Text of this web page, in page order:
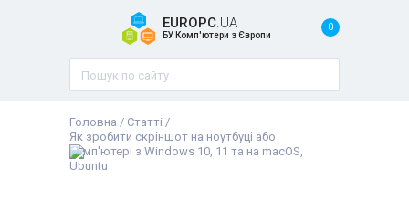
EUROPC.UA
БУ Комп'ютери з Європи
0
Головна / Статті /
Як зробити скріншот на ноутбуці або
комп'ютері з Windows 10, 11 та на macOS,
Ubuntu